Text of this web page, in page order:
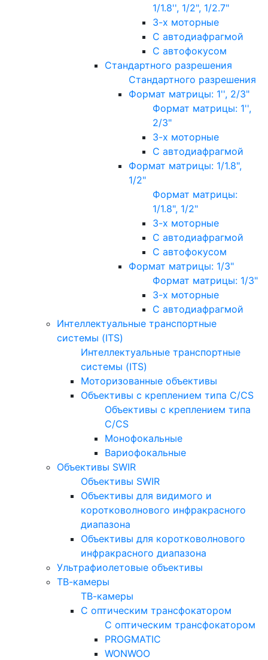
1/1.8'', 1/2", 1/2.7"
3-х моторные
С автодиафрагмой
С автофокусом
Стандартного разрешения
Стандартного разрешения
Формат матрицы: 1'', 2/3"
Формат матрицы: 1'',
2/3"
3-х моторные
С автодиафрагмой
Формат матрицы: 1/1.8",
1/2"
Формат матрицы:
1/1.8", 1/2"
3-х моторные
С автодиафрагмой
С автофокусом
Формат матрицы: 1/3"
Формат матрицы: 1/3"
3-х моторные
С автодиафрагмой
Интеллектуальные транспортные
системы (ITS)
Интеллектуальные транспортные
системы (ITS)
Моторизованные объективы
Объективы с креплением типа C/CS
Объективы с креплением типа
C/CS
Монофокальные
Вариофокальные
Объективы SWIR
Объективы SWIR
Объективы для видимого и
коротковолнового инфракрасного
диапазона
Объективы для коротковолнового
инфракрасного диапазона
Ультрафиолетовые объективы
ТВ-камеры
ТВ-камеры
С оптическим трансфокатором
С оптическим трансфокатором
PROGMATIC
WONWOO